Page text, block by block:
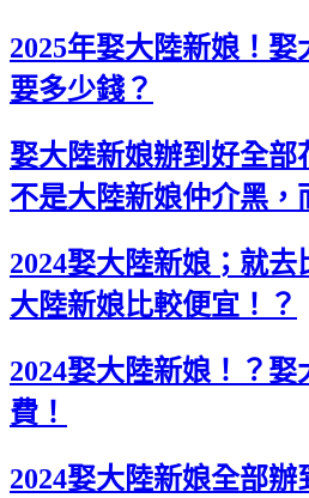
2025年娶大陸新娘！
要多少錢？
娶大陸新娘辦到好全部
不是大陸新娘仲介黑
2024娶大陸新娘；就
大陸新娘比較便宜！？
2024娶大陸新娘！？
費！
2024娶大陸新娘全部